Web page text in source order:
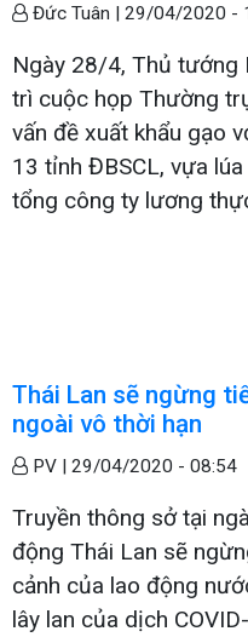
Đức Tuân | 29/04/2020 -
Ngày 28/4, Thủ tướng
trì cuộc họp Thường
vấn đề xuất khẩu gạo
13 tỉnh ĐBSCL, vựa
tổng công ty lương
Thái Lan sẽ ngừng
ngoài vô thời hạn
PV | 29/04/2020 - 08:54
Truyền thông sở tại
động Thái Lan sẽ
cảnh của lao động
lây lan của dịch